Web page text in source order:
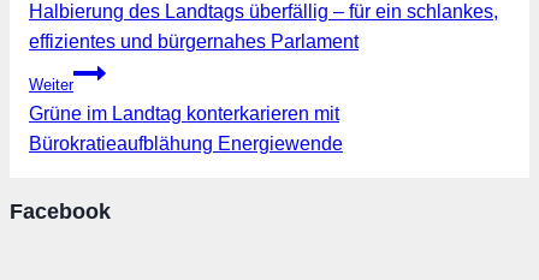
Halbierung des Landtags überfällig – für ein schlankes,
effizientes und bürgernahes Parlament
Weiter
Grüne im Landtag konterkarieren mit
Bürokratieaufblähung Energiewende
Facebook